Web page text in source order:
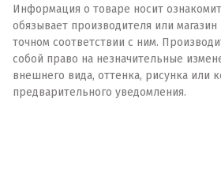
Информация о товаре носит
обязывает производителя или магазин
точном соответствии с ним.
собой право на незначительные
внешнего вида, оттенка, рисунка или
предварительного уведомления.